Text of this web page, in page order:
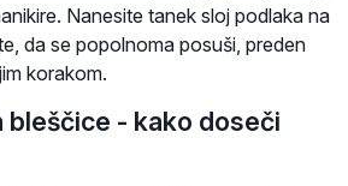
Nanesite tanek sloj podlaka na
da se popolnoma posuši, preden
korakom.
bleščice - kako doseči